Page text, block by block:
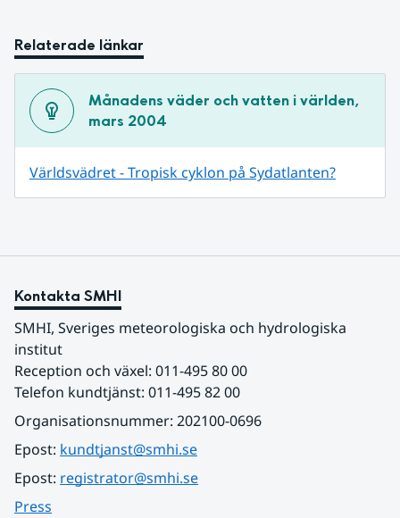
Relaterade länkar
Månadens väder och vatten i världen,
mars 2004
Världsvädret - Tropisk cyklon på Sydatlanten?
Kontakta SMHI
SMHI, Sveriges meteorologiska och hydrologiska
institut
Reception och växel: 011-495 80 00
Telefon kundtjänst: 011-495 82 00
Organisationsnummer: 202100-0696
Epost: kundtjanst@smhi.se
Epost: registrator@smhi.se
Press